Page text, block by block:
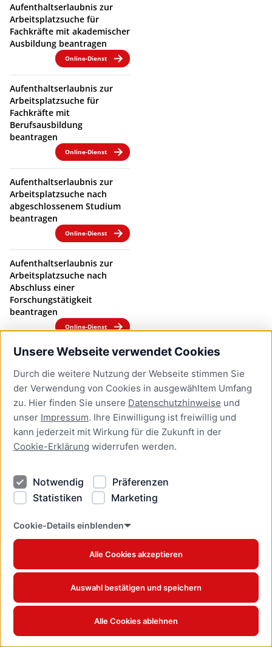
Unsere Webseite verwendet Cookies
Durch die weitere Nutzung der Webseite stimmen Sie
der Verwendung von Cookies in ausgewähltem Umfang
zu. Hier finden Sie unsere Datenschutzhinweise und
unser Impressum. Ihre Einwilligung ist freiwillig und
kann jederzeit mit Wirkung für die Zukunft in der
Cookie-Erklärung widerrufen werden.
Notwendig
Präferenzen
Statistiken
Marketing
Cookie-Details einblenden
Alle Cookies akzeptieren
Auswahl bestätigen und speichern
Alle Cookies ablehnen
Aufenthaltserlaubnis zur
Arbeitsplatzsuche für
Fachkräfte mit akademischer
Ausbildung beantragen
Online-Dienst
Aufenthaltserlaubnis zur
Arbeitsplatzsuche für
Fachkräfte mit
Berufsausbildung
beantragen
Online-Dienst
Aufenthaltserlaubnis zur
Arbeitsplatzsuche nach
abgeschlossenem Studium
beantragen
Online-Dienst
Aufenthaltserlaubnis zur
Arbeitsplatzsuche nach
Abschluss einer
Forschungstätigkeit
beantragen
Online-Dienst
Aufenthaltserlaubnis zur
Arbeitsplatzsuche nach
Anerkennung ausländischer
Berufsqualifikationen
beantragen
Online-Dienst
Aufenthaltserlaubnis zur
Beschäftigung als Beamter
bei einem deutschen
Dienstherrn beantragen
Aufenthaltserlaubnis zur
Beschäftigung in einem
Beamtenverhältnis bei
einem deutschen
Dienstherrn verlängern
Online-Dienst